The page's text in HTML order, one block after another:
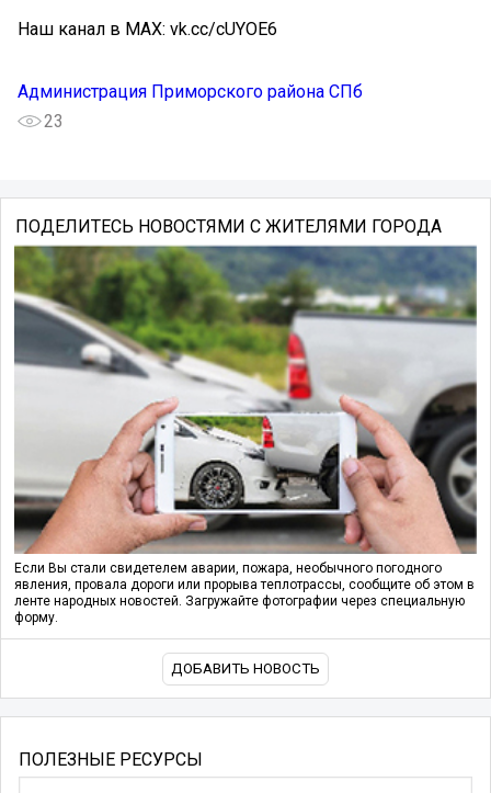
Наш канал в MAX: vk.cc/cUYOE6
Администрация Приморского района СПб
23
ПОДЕЛИТЕСЬ НОВОСТЯМИ С ЖИТЕЛЯМИ ГОРОДА
Если Вы стали свидетелем аварии, пожара, необычного погодного
явления, провала дороги или прорыва теплотрассы, сообщите об этом в
ленте народных новостей. Загружайте фотографии через специальную
форму.
ДОБАВИТЬ НОВОСТЬ
ПОЛЕЗНЫЕ РЕСУРСЫ